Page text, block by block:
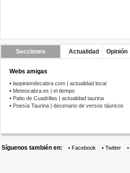
Secciones Actualidad Opinión
Webs amigas
• laopiniondecabra.com | actualidad local
• Meteocabra.es | el tiempo
• Patio de Cuadrillas | actualidad taurina
• Poesía Taurina | decenario de versos táuricos
Síguenos también en: • Facebook • Twitter •